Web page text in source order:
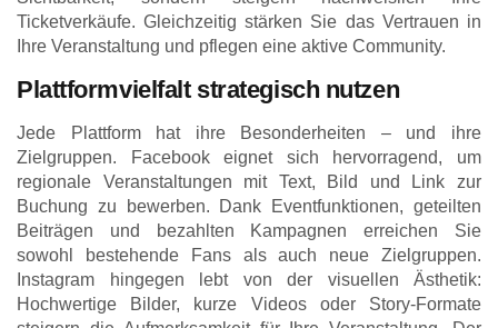
Ticketverkäufe. Gleichzeitig stärken Sie das Vertrauen in
Ihre Veranstaltung und pflegen eine aktive Community.
Plattformvielfalt strategisch nutzen
Jede Plattform hat ihre Besonderheiten – und ihre
Zielgruppen. Facebook eignet sich hervorragend, um
regionale Veranstaltungen mit Text, Bild und Link zur
Buchung zu bewerben. Dank Eventfunktionen, geteilten
Beiträgen und bezahlten Kampagnen erreichen Sie
sowohl bestehende Fans als auch neue Zielgruppen.
Instagram hingegen lebt von der visuellen Ästhetik:
Hochwertige Bilder, kurze Videos oder Story-Formate